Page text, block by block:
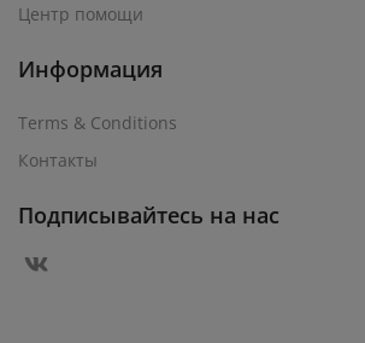
Центр помощи
Информация
Terms & Conditions
Контакты
Подписывайтесь на нас